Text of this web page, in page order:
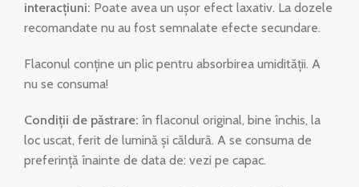
interacțiuni: Poate avea un uşor efect laxativ. La dozele
recomandate nu au fost semnalate efecte secundare.
Flaconul conține un plic pentru absorbirea umidității. A
nu se consuma!
Condiții de păstrare: în flaconul original, bine închis, la
loc uscat, ferit de lumină și căldură. A se consuma de
preferință înainte de data de: vezi pe capac.